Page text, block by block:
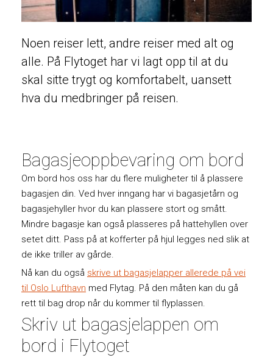
Noen reiser lett, andre reiser med alt og
alle. På Flytoget har vi lagt opp til at du
skal sitte trygt og komfortabelt, uansett
hva du medbringer på reisen.
Bagasjeoppbevaring om bord
Om bord hos oss har du flere muligheter til å plassere
bagasjen din. Ved hver inngang har vi bagasjetårn og
bagasjehyller hvor du kan plassere stort og smått.
Mindre bagasje kan også plasseres på hattehyllen over
setet ditt. Pass på at kofferter på hjul legges ned slik at
de ikke triller av gårde.
Nå kan du også skrive ut bagasjelapper allerede på vei
til Oslo Lufthavn med Flytag. På den måten kan du gå
rett til bag drop når du kommer til flyplassen.
Skriv ut bagasjelappen om
bord i Flytoget